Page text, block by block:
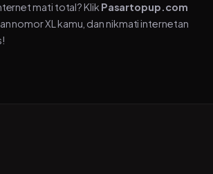
mati total? Klik Pasartopup.com
nomor XL kamu, dan nikmati internetan